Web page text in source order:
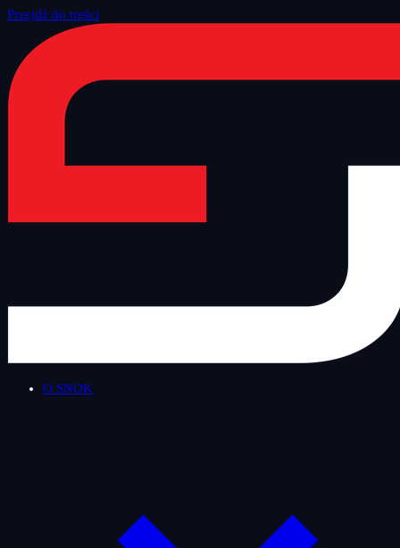
Przejdź do treści
O SNOK
Strona główna